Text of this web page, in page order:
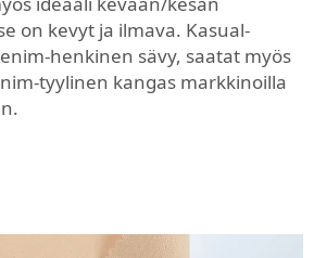
on kevyt ja ilmava. Kasual-
henkinen sävy, saatat myös
tyylinen kangas markkinoilla